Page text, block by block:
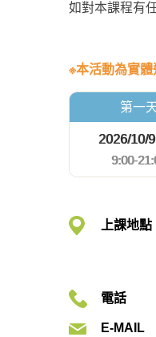
如對本課程有
※本活動為實
第一
2026/10/
9:00-
上課地點
電話
E-MAIL